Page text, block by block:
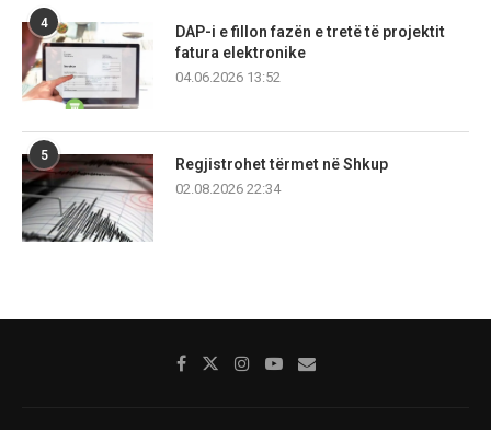
4
DAP-i e fillon fazën e tretë të projektit
fatura elektronike
04.06.2026 13:52
5
Regjistrohet tërmet në Shkup
02.08.2026 22:34